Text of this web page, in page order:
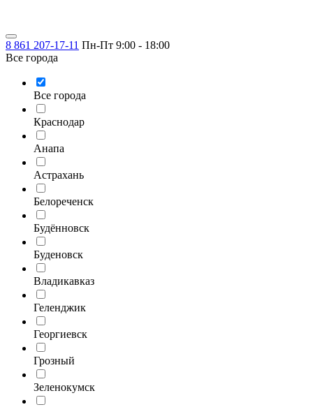
8 861 207-17-11 Пн-Пт 9:00 - 18:00
Все города
Все города
Краснодар
Анапа
Астрахань
Белореченск
Будённовск
Буденовск
Владикавказ
Геленджик
Георгиевск
Грозный
Зеленокумск